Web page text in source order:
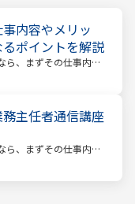
内容やメリッ
ポイントを解説
ら、まずその仕事内容
理組合の総合的なサ
主任者通信講座
ら、まずその仕事内容
理組合の総合的なサ